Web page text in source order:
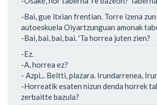
-Bai, gue itxian frentian. Torre izena zun
autoeskuela Oiyartzunguan amonak
-Bai, bai, bai, bai. 'Ta horrea juten zien?
-Ez.
-A, horrea ez?
- Azpi... Beitti, plazara. Irundarrenea,
-Horreatik esaten nizun denda horrek
zerbaitte bazula?